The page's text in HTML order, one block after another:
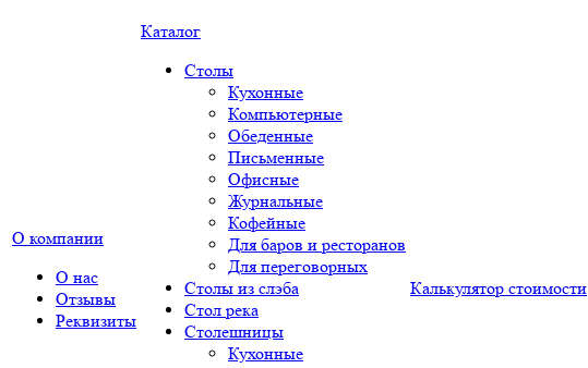
О компании
О нас
Отзывы
Реквизиты
Каталог
Столы
Кухонные
Компьютерные
Обеденные
Письменные
Офисные
Журнальные
Кофейные
Для баров и ресторанов
Для переговорных
Столы из слэба
Стол река
Столешницы
Кухонные
Калькулятор стоимости